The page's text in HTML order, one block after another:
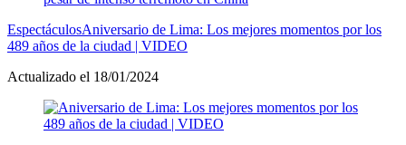
EspectáculosAniversario de Lima: Los mejores momentos por los
489 años de la ciudad | VIDEO
Actualizado el 18/01/2024